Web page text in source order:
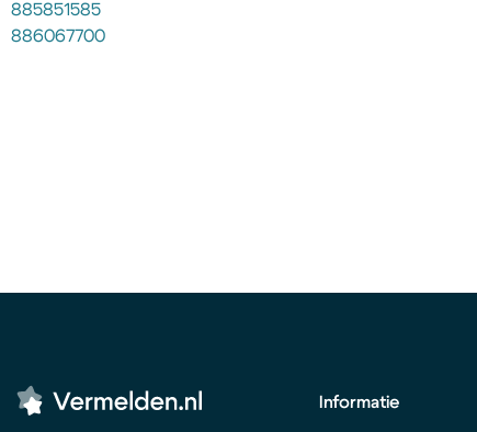
885851585
886067700
Informatie